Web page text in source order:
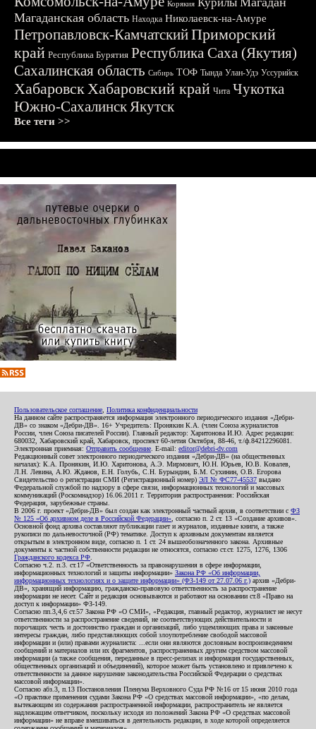
Корякия
Магаданская область Находка Николаевск-на-Амуре
Петропавловск-КамчатскийПриморский
край Республика Бурятия Республика Саха (Якутия)
Сахалинская область Сибирь ТОФ Тында Улан-Удэ Уссурийск
ХабаровскХабаровский край Чита Чукотка
Южно-СахалинскЯкутск
Все теги >>
Пользовательское соглашение Политика конфиденциальности
На данном сайте распространяется информация электронного периодического издания «Дебри-
ДВ» со знаком «Дебри-ДВ». 16+ Учредитель: Пронякин К.А. (член Союза журналистов
России, член Союза писателей России). Главный редактор: Харитонова И.Ю. Адрес редакции:
680032, Хабаровский край, Хабаровск, проспект 60-летия Октября, 88-46, т./ф.84212296081.
Электронная приемная: Отправить сообщение . E-mail: editor@debri-dv.com
Редакционный совет электронного периодического издания «Дебри-ДВ» (на общественных
началах): К.А. Пронякин, И.Ю. Харитонова, А.Э. Мирмович, Ю.Н. Юрьев, Ю.В. Ковалев,
Л.Н. Левина, А.Ю. Жданов, Е.Н. Голубь, С.Н. Бурындин, Б.М. Сухинин, О.В. Егорова
Свидетельство о регистрации СМИ (Регистрационный номер) ЭЛ № ФС77-45537 выдано
Федеральной службой по надзору в сфере связи, информационных технологий и массовых
коммуникаций (Роскомнадзор) 16.06.2011 г. Территория распространения: Российская
Федерация, зарубежные страны.
В 2006 г. проект «Дебри-ДВ» был создан как электронный частный архив, в соответствии с ФЗ
№ 125 «Об архивном деле в Российской Федерации» , согласно п. 2 ст. 13 «Создание архивов».
Основной фонд архива составляют публикации газет и журналов, изданные книги, а также
рукописи по дальневосточной (РФ) тематике. Доступ к архивным документам является
открытым в электронном виде, согласно п. 1 ст. 24 вышеобозначенного закона. Архивные
документы к частной собственности редакции не относятся, согласно ст.ст. 1275, 1276, 1306
Гражданского кодекса РФ
Согласно ч.2. п.3. ст.17 «Ответственность за правонарушения в сфере информации,
информационных технологий и защиты информации» Закона РФ «Об информации,
информационных технологиях и о защите информации» (ФЗ-149 от 27.07.06 г.) архив «Дебри-
ДВ», хранящий информацию, гражданско-правовую ответственность за распространение
информации не несет. Сайт и редакция основываются и работают на основании ст.8 «Право на
доступ к информации» ФЗ-149.
Согласно пп.3,4,6 ст.57 Закона РФ «О СМИ», «Редакция, главный редактор, журналист не несут
ответственности за распространение сведений, не соответствующих действительности и
порочащих честь и достоинство граждан и организаций, либо ущемляющих права и законные
интересы граждан, либо представляющих собой злоупотребление свободой массовой
информации и (или) правами журналиста: ...если они являются дословным воспроизведением
сообщений и материалов или их фрагментов, распространенных другим средством массовой
информации (а также сообщения, переданные в пресс-релизах и информация государственных,
общественных организаций и объединений), которое может быть установлено и привлечено к
ответственности за данное нарушение законодательства Российской Федерации о средствах
массовой информации».
Согласно абз.3, п.13 Постановления Пленума Верховного Суда РФ №16 от 15 июня 2010 года
«О практике применения судами Закона РФ «О средствах массовой информации», «по делам,
вытекающим из содержания распространенной информации, распространитель не является
надлежащим ответчиком, поскольку исходя из положений Закона РФ «О средствах массовой
информации» не вправе вмешиваться в деятельность редакции, в ходе которой определяется